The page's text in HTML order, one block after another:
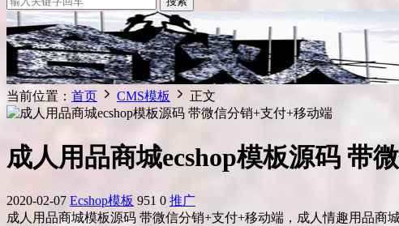
当前位置： 首页 CMS模板 正文
成人用品商城ecshop模板源码 带
2020-02-07 Ecshop模板 951 0 推广
成人用品商城模板源码 带微信分销+支付+移动端，成人情趣用品商